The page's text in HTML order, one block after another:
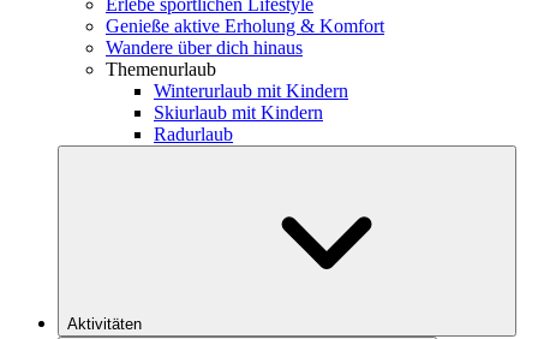
Erlebe sportlichen Lifestyle
Genieße aktive Erholung & Komfort
Wandere über dich hinaus
Themenurlaub
Winterurlaub mit Kindern
Skiurlaub mit Kindern
Radurlaub
Aktivitäten